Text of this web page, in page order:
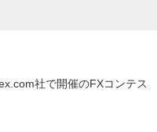
社で開催のFXコンテス